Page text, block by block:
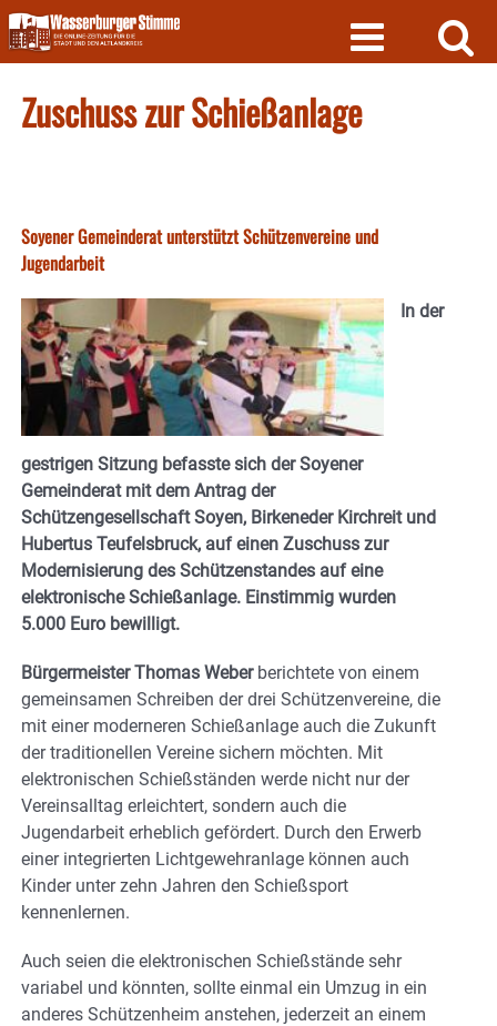
Skip
to
content
Zuschuss zur Schießanlage
Soyener Gemeinderat unterstützt Schützenvereine und
Jugendarbeit
In der
gestrigen Sitzung befasste sich der Soyener
Gemeinderat mit dem Antrag der
Schützengesellschaft Soyen, Birkeneder Kirchreit und
Hubertus Teufelsbruck, auf einen Zuschuss zur
Modernisierung des Schützenstandes auf eine
elektronische Schießanlage. Einstimmig wurden
5.000 Euro bewilligt.
Bürgermeister Thomas Weberberichtete von einem
gemeinsamen Schreiben der drei Schützenvereine, die
mit einer moderneren Schießanlage auch die Zukunft
der traditionellen Vereine sichern möchten. Mit
elektronischen Schießständen werde nicht nur der
Vereinsalltag erleichtert, sondern auch die
Jugendarbeit erheblich gefördert. Durch den Erwerb
einer integrierten Lichtgewehranlage können auch
Kinder unter zehn Jahren den Schießsport
kennenlernen.
Auch seien die elektronischen Schießstände sehr
variabel und könnten, sollte einmal ein Umzug in ein
anderes Schützenheim anstehen, jederzeit an einem